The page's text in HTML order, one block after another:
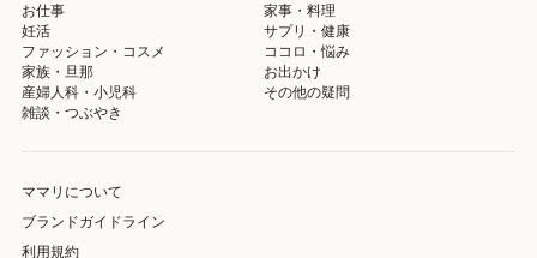
お仕事
家事・料理
妊活
サプリ・健康
ファッション・コスメ
ココロ・悩み
家族・旦那
お出かけ
産婦人科・小児科
その他の疑問
雑談・つぶやき
ママリについて
ブランドガイドライン
利用規約